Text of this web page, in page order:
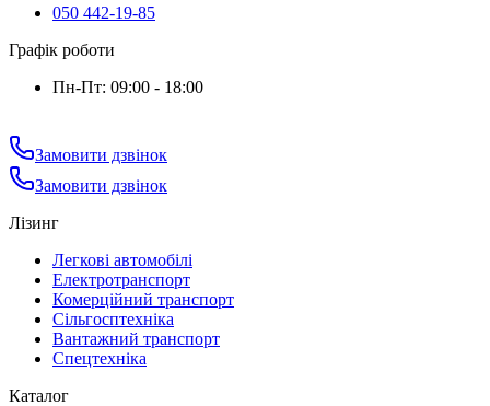
050 442-19-85
Графік роботи
Пн-Пт: 09:00 - 18:00
Замовити дзвінок
Замовити дзвінок
Лізинг
Легкові автомобілі
Електротранспорт
Комерційний транспорт
Сільгосптехніка
Вантажний транспорт
Спецтехніка
Каталог